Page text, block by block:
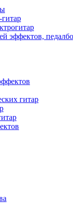
эффектов,
гитар